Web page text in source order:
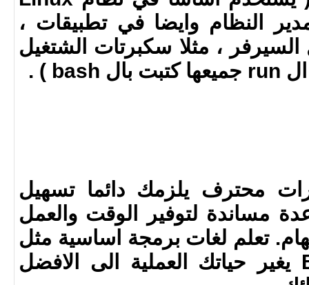
النظام وايضا في تطبيقات ،
، مثلا سكبرتات الشتغيل
محترف يلزمك دائما تسهيل
مساندة لتوفير الوقت والعمل
تعلم لغات برمجة اساسية مثل
ال C او حتى الـ Bash يغير حياتك العملية الى الافضل